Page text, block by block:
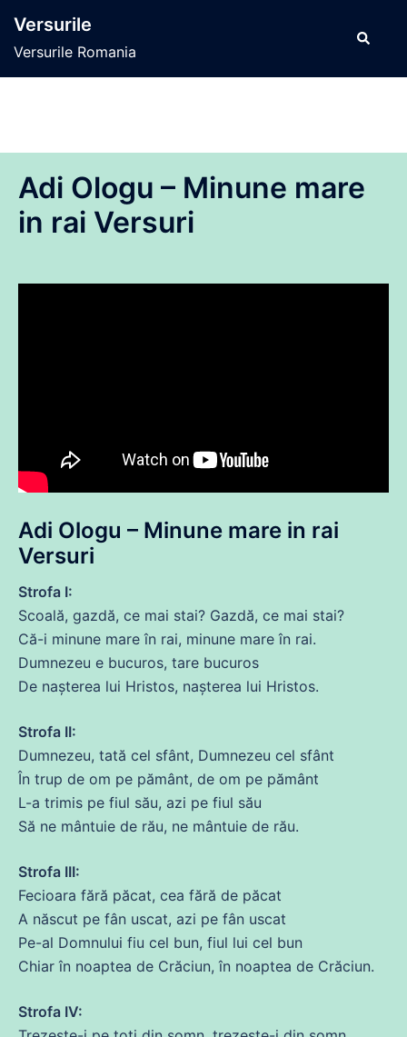
conținut
Versurile
Versurile Romania
Caută
Adi Ologu – Minune mare
in rai Versuri
Adi Ologu – Minune mare in rai
Versuri
Strofa I:
Scoală, gazdă, ce mai stai? Gazdă, ce mai stai?
Că-i minune mare în rai, minune mare în rai.
Dumnezeu e bucuros, tare bucuros
De nașterea lui Hristos, nașterea lui Hristos.
Strofa II:
Dumnezeu, tată cel sfânt, Dumnezeu cel sfânt
În trup de om pe pământ, de om pe pământ
L-a trimis pe fiul său, azi pe fiul său
Să ne mântuie de rău, ne mântuie de rău.
Strofa III:
Fecioara fără păcat, cea fără de păcat
A născut pe fân uscat, azi pe fân uscat
Pe-al Domnului fiu cel bun, fiul lui cel bun
Chiar în noaptea de Crăciun, în noaptea de Crăciun.
Strofa IV: